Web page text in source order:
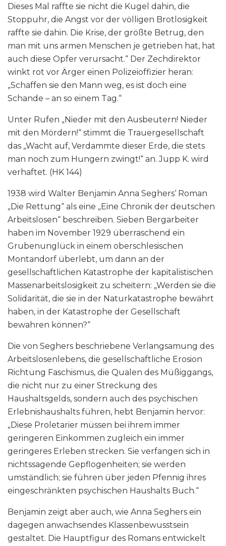
Dieses Mal raffte sie nicht die Kugel dahin, die
Stoppuhr, die Angst vor der völligen Brotlosigkeit
raffte sie dahin. Die Krise, der größte Betrug, den
man mit uns armen Menschen je getrieben hat, hat
auch diese Opfer verursacht.“ Der Zechdirektor
winkt rot vor Ärger einen Polizeioffizier heran:
„Schaffen sie den Mann weg, es ist doch eine
Schande – an so einem Tag.“
Unter Rufen „Nieder mit den Ausbeutern! Nieder
mit den Mördern!“ stimmt die Trauergesellschaft
das „Wacht auf, Verdammte dieser Erde, die stets
man noch zum Hungern zwingt!“ an. Jupp K. wird
verhaftet. (HK 144)
1938 wird Walter Benjamin Anna Seghers‘ Roman
„Die Rettung“ als eine „Eine Chronik der deutschen
Arbeitslosen“ beschreiben. Sieben Bergarbeiter
haben im November 1929 überraschend ein
Grubenunglück in einem oberschlesischen
Montandorf überlebt, um dann an der
gesellschaftlichen Katastrophe der kapitalistischen
Massenarbeitslosigkeit zu scheitern: „Werden sie die
Solidarität, die sie in der Naturkatastrophe bewährt
haben, in der Katastrophe der Gesellschaft
bewahren können?“
Die von Seghers beschriebene Verlangsamung des
Arbeitslosenlebens, die gesellschaftliche Erosion
Richtung Faschismus, die Qualen des Müßiggangs,
die nicht nur zu einer Streckung des
Haushaltsgelds, sondern auch des psychischen
Erlebnishaushalts führen, hebt Benjamin hervor:
„Diese Proletarier müssen bei ihrem immer
geringeren Einkommen zugleich ein immer
geringeres Erleben strecken. Sie verfangen sich in
nichtssagende Gepflogenheiten; sie werden
umständlich; sie führen über jeden Pfennig ihres
eingeschränkten psychischen Haushalts Buch.“
Benjamin zeigt aber auch, wie Anna Seghers ein
dagegen anwachsendes Klassenbewusstsein
gestaltet. Die Hauptfigur des Romans entwickelt